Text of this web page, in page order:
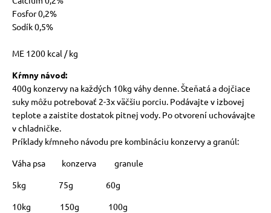
Fosfor 0,2%
Sodík 0,5%
ME 1200 kcal / kg
Kŕmny návod:
400g konzervy na každých 10kg váhy denne. Šteňatá a dojčiace
suky môžu potrebovať 2-3x väčšiu porciu. Podávajte v izbovej
teplote a zaistite dostatok pitnej vody. Po otvorení uchovávajte
v chladničke.
Príklady kŕmneho návodu pre kombináciu konzervy a granúl:
Váha psa konzerva granule
5kg 75g 60g
10kg 150g 100g